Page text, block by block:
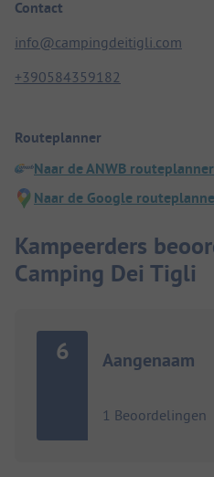
Contact
info@campingdeitigli.com
+390584359182
Routeplanner
Naar de ANWB routeplanner
Naar de Google
Kampeerders
Camping Dei Tigli
6 Aangenaam
1 Beoordelingen